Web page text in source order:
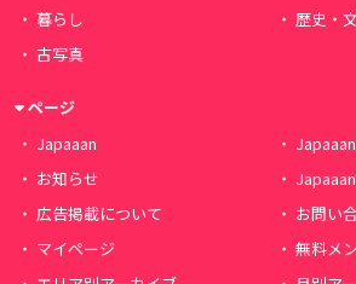
暮らし
歴史・
古写真
ページ
Japaaan
お知らせ
広告掲載について
お問い
マイページ
無料メ